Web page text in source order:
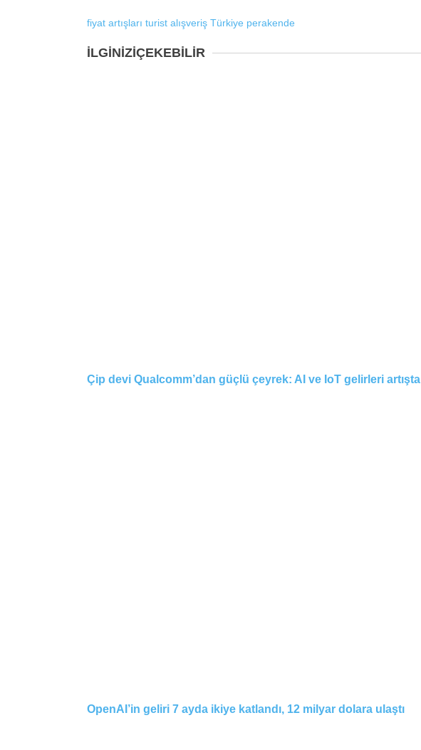
fiyat artışları turist alışveriş Türkiye perakende
İLGİNİZİÇEKEBİLİR
Çip devi Qualcomm’dan güçlü çeyrek: AI ve IoT gelirleri artışta
OpenAI’in geliri 7 ayda ikiye katlandı, 12 milyar dolara ulaştı